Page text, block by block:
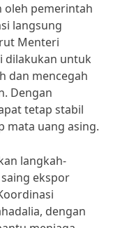
oleh pemerintah
langsung
Menteri
dilakukan untuk
dan mencegah
Dengan
tetap stabil
mata uang asing.
langkah-
ekspor
dengan